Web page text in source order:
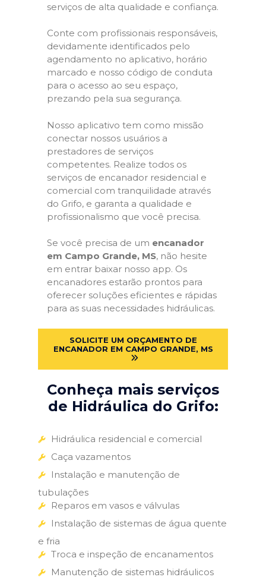
serviços de alta qualidade e confiança.
Conte com profissionais responsáveis,
devidamente identificados pelo
agendamento no aplicativo, horário
marcado e nosso código de conduta
para o acesso ao seu espaço,
prezando pela sua segurança.
Nosso aplicativo tem como missão
conectar nossos usuários a
prestadores de serviços
competentes. Realize todos os
serviços de encanador residencial e
comercial com tranquilidade através
do Grifo, e garanta a qualidade e
profissionalismo que você precisa.
Se você precisa de um encanador
em Campo Grande, MS, não hesite
em entrar baixar nosso app. Os
encanadores estarão prontos para
oferecer soluções eficientes e rápidas
para as suas necessidades hidráulicas.
SOLICITE UM ORÇAMENTO DE
ENCANADOR EM CAMPO GRANDE, MS
Conheça mais serviços
de Hidráulica do Grifo:
Hidráulica residencial e comercial
Caça vazamentos
Instalação e manutenção de
tubulações
Reparos em vasos e válvulas
Instalação de sistemas de água quente
e fria
Troca e inspeção de encanamentos
Manutenção de sistemas hidráulicos